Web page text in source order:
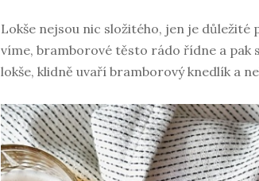
Lokše nejsou nic složitého, jen je
víme, bramborové těsto rádo řídne a pak
lokše, klidně uvaří bramborový knedlík a